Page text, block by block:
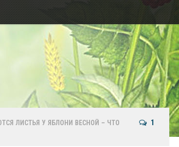
ЛИСТЬЯ У ЯБЛОНИ ВЕСНОЙ – ЧТО
1